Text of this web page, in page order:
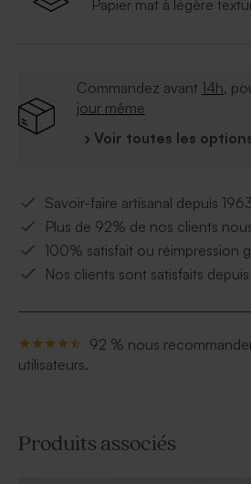
Papier mat à légère
Commandez avant 14h,
jour même
› Voir toutes les
Savoir-faire artisanal depuis
Plus de 92% de nos clients
100% satisfait ou réimpression
Nos clients sont satisfaits
92 % nous
utilisateurs.
Produits associés